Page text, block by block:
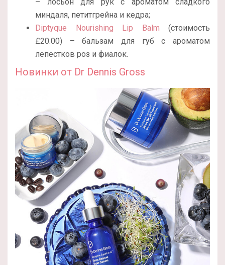
миндаля, петитгрейна и кедра;
Diptyque Nourishing Lip Balm (стоимость
£20.00) – бальзам для губ с ароматом
лепестков роз и фиалок.
Новинки от Dr Dennis Gross